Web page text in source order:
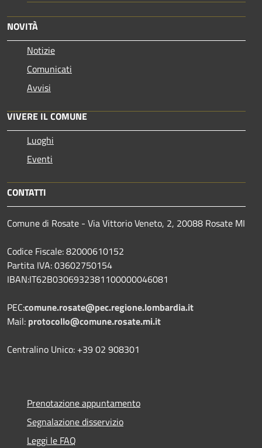
NOVITÀ
Notizie
Comunicati
Avvisi
VIVERE IL COMUNE
Luoghi
Eventi
CONTATTI
Comune di Rosate - Via Vittorio Veneto, 2, 20088 Rosate MI
Codice Fiscale: 82000610152
Partita IVA: 03602750154
IBAN:IT62B0306932381100000046081
PEC:comune.rosate@pec.regione.lombardia.it
Mail: protocollo@comune.rosate.mi.it
Centralino Unico: +39 02 908301
Prenotazione appuntamento
Segnalazione disservizio
Leggi le FAQ